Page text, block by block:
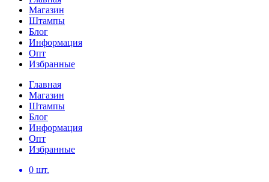
Магазин
Штампы
Блог
Информация
Опт
Избранные
Главная
Магазин
Штампы
Блог
Информация
Опт
Избранные
0 шт.